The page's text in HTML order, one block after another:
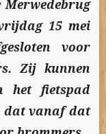
15 mei
voor
Zij kunnen
het fietspad
dat vanaf dat